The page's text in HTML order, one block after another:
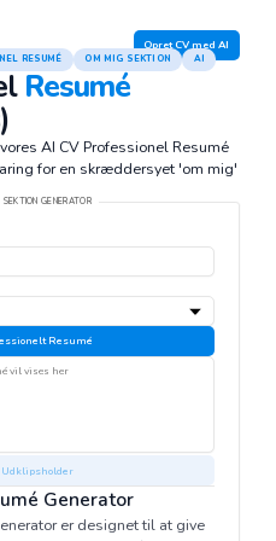
Opret CV med AI
RESUMÉ OM MIG SEKTION AI
Resumé
AI CV Professionel Resumé
for en skræddersyet 'om mig'
GENERATOR
Resumé
Generator
er designet til at give